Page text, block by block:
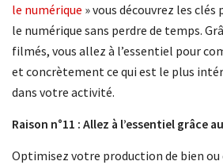
le numérique » vous découvrez les clés
le numérique sans perdre de temps.
filmés, vous allez à l’essentiel pour
et concrètement ce qui est le plus
dans votre activité.
Raison n°11 : Allez à l’essentiel grâce
Optimisez votre production de bien ou